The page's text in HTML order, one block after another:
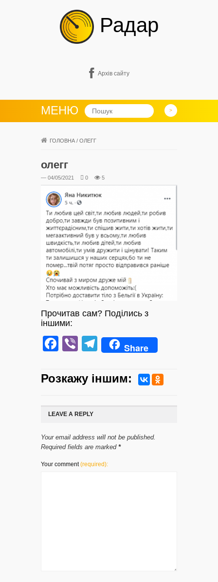
Радар
Архів сайту
МЕНЮ
ГОЛОВНА / ОЛЕГГ
олегг
— 04/05/2021 0 5
Прочитав сам? Поділись з
іншими:
Facebook
ViberTelegram
Share
Розкажу iншим:
LEAVE A REPLY
Your email address will not be published.
Required fields are marked *
Your comment(required):